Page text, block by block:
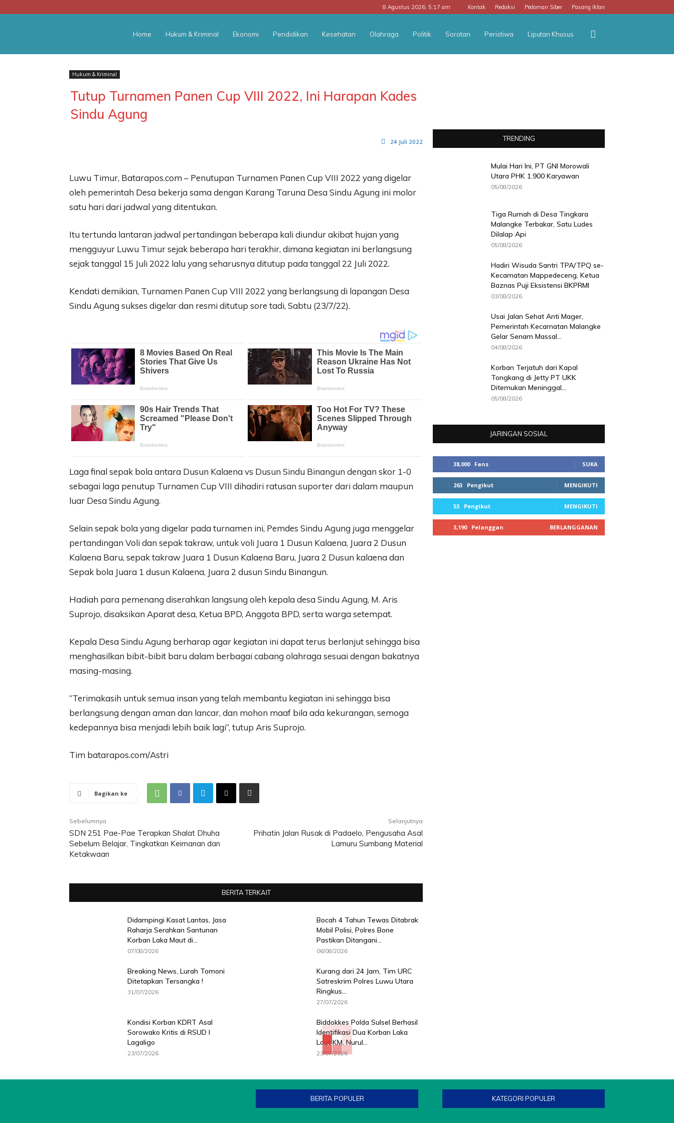
8 Agustus 2026, 5:17 am Kontak Redaksi Pedoman Siber Pasang Iklan
POS
Home Hukum & Kriminal Ekonomi Pendidikan Kesehatan Olahraga Politik Sorotan Peristiwa Liputan Khusus
Hukum & Kriminal
Tutup Turnamen Panen Cup VIII 2022, Ini Harapan Kades
Sindu Agung
24 Juli 2022
Luwu Timur, Batarapos.com – Penutupan Turnamen Panen Cup VIII 2022 yang digelar
oleh pemerintah Desa bekerja sama dengan Karang Taruna Desa Sindu Agung ini molor
satu hari dari jadwal yang ditentukan.
Itu tertunda lantaran jadwal pertandingan beberapa kali diundur akibat hujan yang
mengguyur Luwu Timur sejak beberapa hari terakhir, dimana kegiatan ini berlangsung
sejak tanggal 15 Juli 2022 lalu yang seharusnya ditutup pada tanggal 22 Juli 2022.
Kendati demikian, Turnamen Panen Cup VIII 2022 yang berlangsung di lapangan Desa
Sindu Agung sukses digelar dan resmi ditutup sore tadi, Sabtu (23/7/22).
Laga final sepak bola antara Dusun Kalaena vs Dusun Sindu Binangun dengan skor 1-0
sebagai laga penutup Turnamen Cup VIII dihadiri ratusan suporter dari dalam maupun
luar Desa Sindu Agung.
Selain sepak bola yang digelar pada turnamen ini, Pemdes Sindu Agung juga menggelar
pertandingan Voli dan sepak takraw, untuk voli Juara 1 Dusun Kalaena, Juara 2 Dusun
Kalaena Baru, sepak takraw Juara 1 Dusun Kalaena Baru, Juara 2 Dusun kalaena dan
Sepak bola Juara 1 dusun Kalaena, Juara 2 dusun Sindu Binangun.
Hadiah para pemenang diserahkan langsung oleh kepala desa Sindu Agung, M. Aris
Suprojo, disaksikan Aparat desa, Ketua BPD, Anggota BPD, serta warga setempat.
Kepala Desa Sindu Agung berharap agar kegiatan ini dapat terus berlanjut sehingga bisa
menghasilkan bibit-bibit baru dalam berbagai cabang olahraga sesuai dengan bakatnya
masing-masing.
“Terimakasih untuk semua insan yang telah membantu kegiatan ini sehingga bisa
berlangsung dengan aman dan lancar, dan mohon maaf bila ada kekurangan, semoga
kedepannya bisa menjadi lebih baik lagi”, tutup Aris Suprojo.
Tim batarapos.com/Astri
Bagikan ke
Sebelumnya
SDN 251 Pae-Pae Terapkan Shalat Dhuha
Sebelum Belajar, Tingkatkan Keimanan dan
Ketakwaan
Selanjutnya
Prihatin Jalan Rusak di Padaelo, Pengusaha Asal
Lamuru Sumbang Material
BERITA TERKAIT
Didampingi Kasat Lantas, Jasa
Raharja Serahkan Santunan
Korban Laka Maut di...
07/08/2026
Bocah 4 Tahun Tewas Ditabrak
Mobil Polisi, Polres Bone
Pastikan Ditangani...
06/08/2026
Breaking News, Lurah Tomoni
Ditetapkan Tersangka !
31/07/2026
Kurang dari 24 Jam, Tim URC
Satreskrim Polres Luwu Utara
Ringkus...
27/07/2026
Kondisi Korban KDRT Asal
Sorowako Kritis di RSUD I
Lagaligo
23/07/2026
Biddokkes Polda Sulsel Berhasil
Identifikasi Dua Korban Laka
Laut KM. Nurul...
23/07/2026
TRENDING
Mulai Hari Ini, PT GNI Morowali
Utara PHK 1.900 Karyawan
05/08/2026
Tiga Rumah di Desa Tingkara
Malangke Terbakar, Satu Ludes
Dilalap Api
05/08/2026
Hadiri Wisuda Santri TPA/TPQ se-
Kecamatan Mappedeceng, Ketua
Baznas Puji Eksistensi BKPRMI
03/08/2026
Usai Jalan Sehat Anti Mager,
Pemerintah Kecamatan Malangke
Gelar Senam Massal...
04/08/2026
Korban Terjatuh dari Kapal
Tongkang di Jetty PT UKK
Ditemukan Meninggal...
05/08/2026
JARINGAN SOSIAL
38,000 Fans SUKA
263 Pengikut MENGIKUTI
53 Pengikut MENGIKUTI
3,190 Pelanggan BERLANGGANAN
BERITA POPULER KATEGORI POPULER